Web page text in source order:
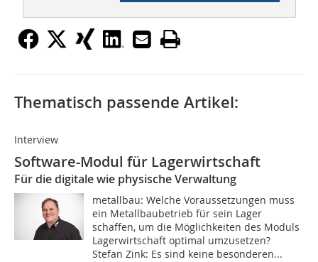
Thematisch passende Artikel:
Interview
Software-Modul für Lagerwirtschaft
Für die digitale wie physische Verwaltung
metallbau: Welche Voraussetzungen muss
ein Metallbaubetrieb für sein Lager
schaffen, um die Möglichkeiten des Moduls
Lagerwirtschaft optimal umzusetzen?
Stefan Zink: Es sind keine besonderen...